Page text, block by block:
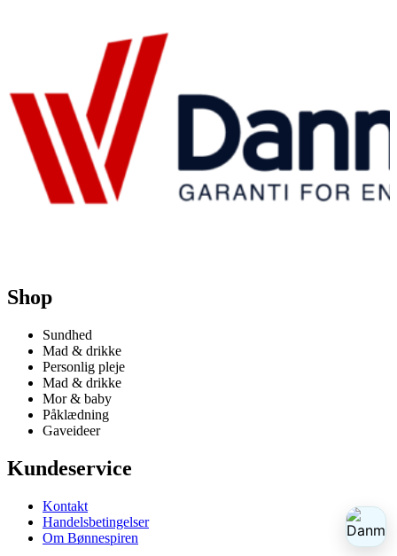
Shop
Sundhed
Mad & drikke
Personlig pleje
Mad & drikke
Mor & baby
Påklædning
Gaveideer
Kundeservice
Kontakt
Handelsbetingelser
Om Bønnespiren